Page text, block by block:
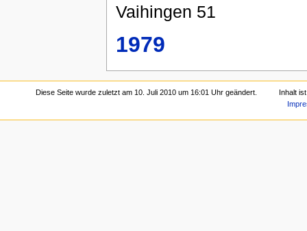
Vaihingen 51
1979
Diese Seite wurde zuletzt am 10. Juli 2010 um 16:01 Uhr geändert.
Inhalt